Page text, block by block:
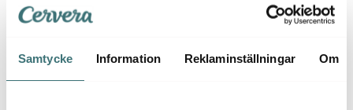
Samtycke Information Reklaminställningar Om